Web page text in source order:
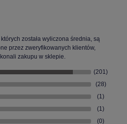
została wyliczona średnia, są
przez zweryfikowanych klientów,
zakupu w sklepie.
(201)
(28)
(1)
(1)
(0)